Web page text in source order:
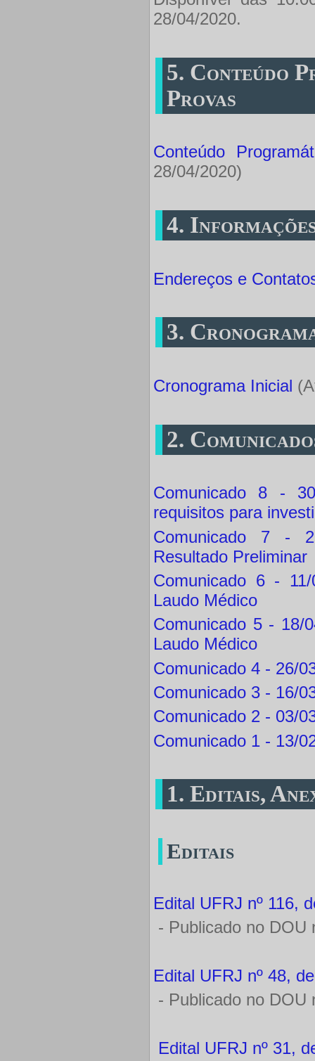
28/04/2020.
5. Conteúdo
Provas
Conteúdo
28/04/2020)
4.
Endereços e
3.
Cronograma Inicial
2.
Comunicado 8 -
requisitos para
Comunicado 7 -
Resultado Preliminar
Comunicado 6 -
Laudo Médico
Comunicado 5 - 18/
Laudo Médico
Comunicado 4 - 26/
Comunicado 3 - 16/
Comunicado 2 - 03/
Comunicado 1 - 13/
1. Editais,
Editais
Edital UFRJ nº 116,
- Publicado no DOU
Edital UFRJ nº 48,
- Publicado no DOU
Edital UFRJ nº 31,